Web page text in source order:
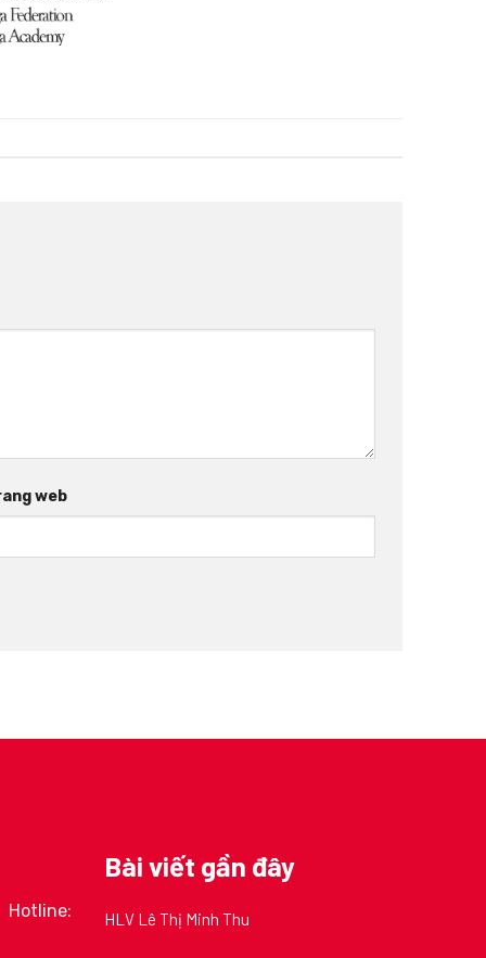
web
Hotline:
Bài viết gần đây
HLV Lê Thị Minh Thu